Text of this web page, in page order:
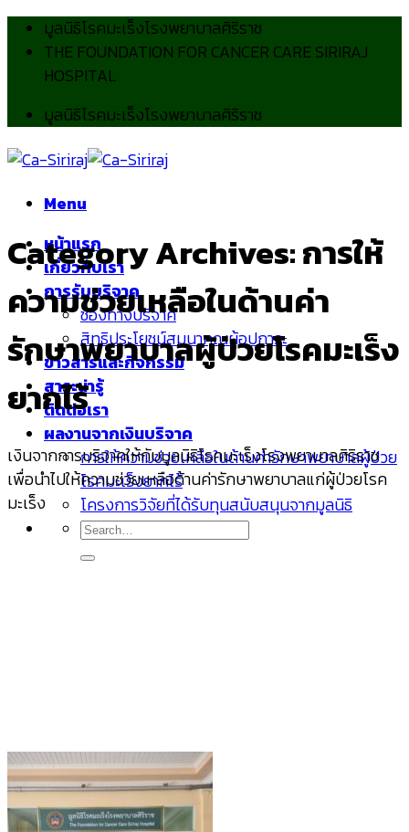
Skip
content
มูลนิธิโรคมะเร็งโรงพยาบาลศิริราช
THE FOUNDATION FOR CANCER CARE SIRIRAJ
HOSPITAL
มูลนิธิโรคมะเร็งโรงพยาบาลศิริราช
Menu
หน้าแรก
เกี่ยวกับเรา
การรับบริจาค
ช่องทางบริจาค
สิทธิประโยชน์สมนาคุณผู้อุปการะ
ข่าวสารและกิจกรรม
สาระน่ารู้
ติดต่อเรา
ผลงานจากเงินบริจาค
การให้ความช่วยเหลือในด้านค่ารักษาพยาบาลผู้ป่วย
โรคมะเร็งยากไร้
โครงการวิจัยที่ได้รับทุนสนับสนุนจากมูลนิธิ
Category Archives:การให้
ความช่วยเหลือในด้านค่า
รักษาพยาบาลผู้ป่วยโรคมะเร็ง
ยากไร้
เงินจากการบริจาคให้กับมูลนิธิโรคมะเร็งโรงพยาบาลศิริราช
เพื่อนำไปให้ความช่วยเหลือด้านค่ารักษาพยาบาลแก่ผู้ป่วยโรค
มะเร็ง